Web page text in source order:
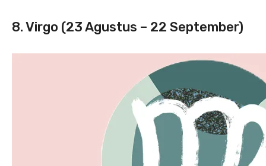
8. Virgo (23 Agustus – 22 September)